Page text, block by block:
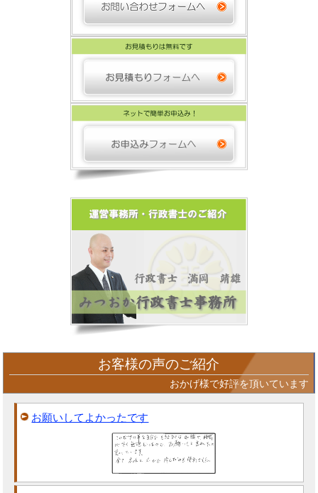
お客様の声のご紹介
おかげ様で好評を頂いています
お願いしてよかったです